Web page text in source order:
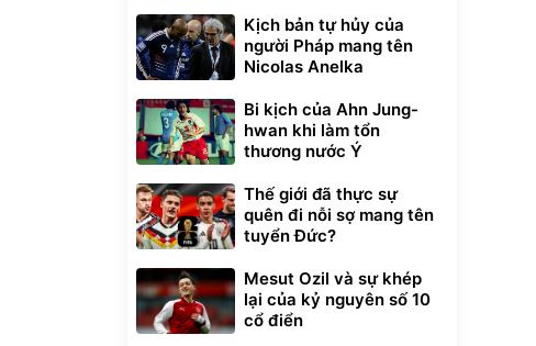
Kịch bản tự hủy của
người Pháp mang tên
Nicolas Anelka
Bi kịch của Ahn Jung-
hwan khi làm tổn
thương nước Ý
Thế giới đã thực sự
quên đi nỗi sợ mang tên
tuyển Đức?
Mesut Ozil và sự khép
lại của kỷ nguyên số 10
cổ điển